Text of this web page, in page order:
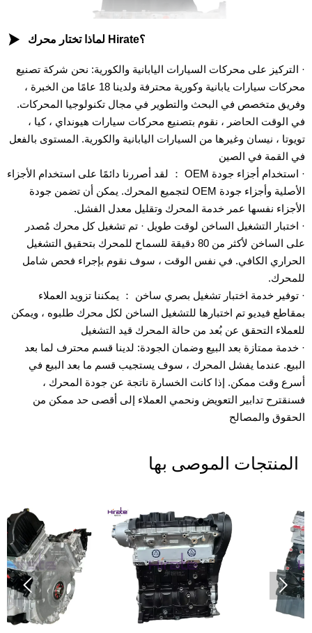
 لماذا تختار محرك Hirate؟
· التركيز على محركات السيارات اليابانية والكورية: نحن شركة تصنيع
محركات سيارات يابانية وكورية محترفة ولدينا 18 عامًا من الخبرة ،
وفريق متخصص في البحث والتطوير في مجال تكنولوجيا المحركات.
في الوقت الحاضر ، نقوم بتصنيع محركات سيارات هيونداي ، كيا ،
تويوتا ، نيسان وغيرها من السيارات اليابانية والكورية. المستوى بالفعل
في القمة في الصين
· استخدام أجزاء جودة OEM ： لقد أصررنا دائمًا على استخدام الأجزاء
الأصلية وأجزاء جودة OEM لتجميع المحرك. يمكن أن تضمن جودة
الأجزاء نفسها عمر خدمة المحرك وتقليل معدل الفشل.
· اختبار التشغيل الساخن لوقت طويل · تم تشغيل كل محرك مُصدر
على الساخن لأكثر من 80 دقيقة للسماح للمحرك بتحقيق التشغيل
الحراري الكافي. في نفس الوقت ، سوف نقوم بإجراء فحص شامل
للمحرك.
· توفير خدمة اختبار تشغيل بصري ساخن ： يمكننا تزويد العملاء
بمقاطع فيديو تم اختبارها للتشغيل الساخن لكل محرك طلبوه ، ويمكن
للعملاء التحقق عن بُعد من حالة المحرك قيد التشغيل
· خدمة ممتازة بعد البيع وضمان الجودة: لدينا قسم محترف لما بعد
البيع. عندما يفشل المحرك ، سوف يستجيب قسم ما بعد البيع في
أسرع وقت ممكن. إذا كانت الخسارة ناتجة عن جودة المحرك ،
فسنقترح تدابير التعويض ونحمي العملاء إلى أقصى حد ممكن من
الحقوق والمصالح
المنتجات الموصى بها
 